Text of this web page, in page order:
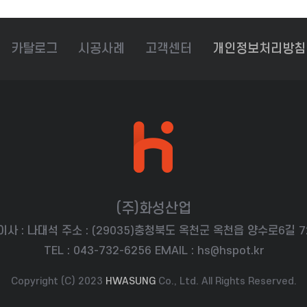
카탈로그 시공사례 고객센터 개인정보처리방침
(주)화성산업
사 : 나대석 주소 : (29035)충청북도 옥천군 옥천읍 양수로6길
TEL : 043-732-6256 EMAIL : hs@hspot.kr
Copyright (C) 2023 HWASUNGCo., Ltd. All Rights Reserved.